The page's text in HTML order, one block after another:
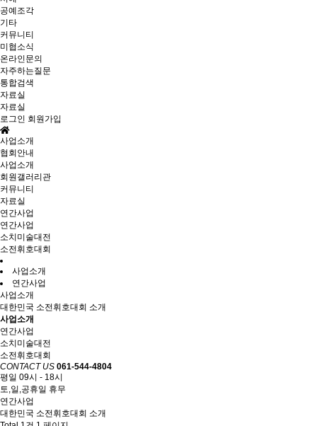
공예조각
기타
커뮤니티
미협소식
온라인문의
자주하는질문
통합검색
자료실
자료실
로그인 회원가입
사업소개
협회안내
사업소개
회원갤러리관
커뮤니티
자료실
연간사업
연간사업
소치미술대전
소전휘호대회
사업소개
연간사업
사업소개
대한민국 소전휘호대회 소개
사업소개
연간사업
소치미술대전
소전휘호대회
CONTACT US 061-544-4804
평일 09시 - 18시
토,일,공휴일 휴무
연간사업
대한민국 소전휘호대회 소개